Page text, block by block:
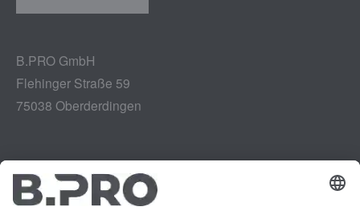
B.PRO GmbH
Flehinger Straße 59
75038 Oberderdingen
Impressum